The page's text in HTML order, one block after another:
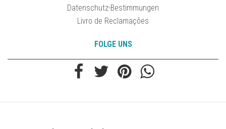
Datenschutz-Bestimmungen
Livro de Reclamações
FOLGE UNS